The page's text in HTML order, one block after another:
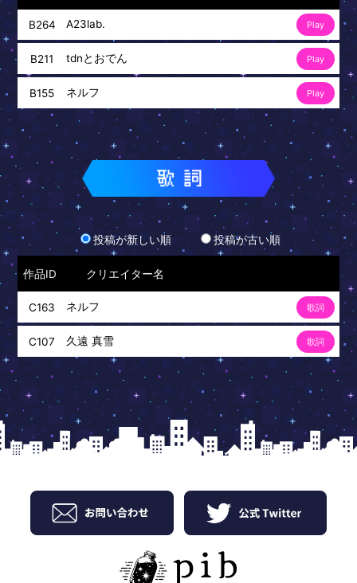
B264 A23lab. Play
B211 tdnとおでん Play
B155 ネルフ Play
投稿が新しい順 投稿が古い順
作品ID クリエイター名
C163 ネルフ 歌詞
C107 久遠 真雪 歌詞